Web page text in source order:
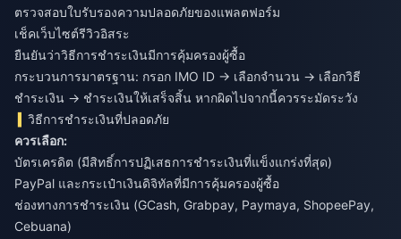
ตรวจสอบใบรับรองความปลอดภัยของแพลตฟอร์ม
เช็คเว็บไซต์รีวิวอิสระ
ยืนยันว่าวิธีการชำระเงินมีการคุ้มครองผู้ซื้อ
กระบวนการมาตรฐาน: กรอก IMO ID → เลือกจำนวน → เลือกวิธี
ชำระเงิน → ชำระเงินให้เสร็จสิ้น หากผิดไปจากนี้ควรระมัดระวัง
วิธีการชำระเงินที่ปลอดภัย
ควรเลือก:
บัตรเครดิต (มีสิทธิ์การปฏิเสธการชำระเงินที่แข็งแกร่งที่สุด)
PayPal และกระเป๋าเงินดิจิทัลที่มีการคุ้มครองผู้ซื้อ
ช่องทางการชำระเงิน (GCash, Grabpay, Paymaya, ShopeePay,
Cebuana)